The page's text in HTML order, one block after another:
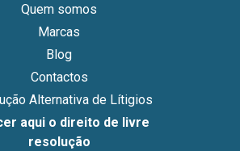
Quem somos
Marcas
Blog
Contactos
Alternativa de Lítigios
aqui o direito de livre
resolução